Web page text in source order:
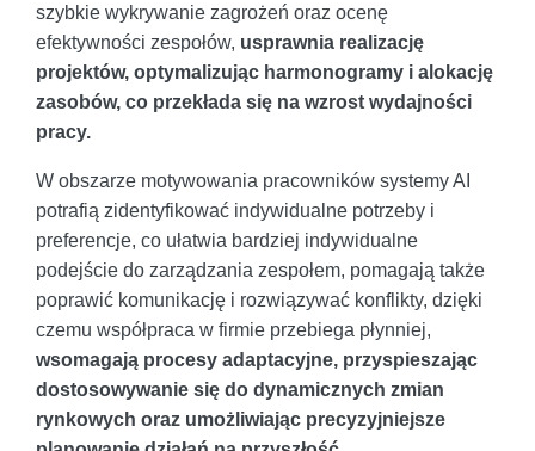
szybkie wykrywanie zagrożeń oraz ocenę
efektywności zespołów, usprawnia realizację
projektów, optymalizując harmonogramy i alokację
zasobów, co przekłada się na wzrost wydajności
pracy.
W obszarze motywowania pracowników systemy AI
potrafią zidentyfikować indywidualne potrzeby i
preferencje, co ułatwia bardziej indywidualne
podejście do zarządzania zespołem, pomagają także
poprawić komunikację i rozwiązywać konflikty, dzięki
czemu współpraca w firmie przebiega płynniej,
wsomagają procesy adaptacyjne, przyspieszając
dostosowywanie się do dynamicznych zmian
rynkowych oraz umożliwiając precyzyjniejsze